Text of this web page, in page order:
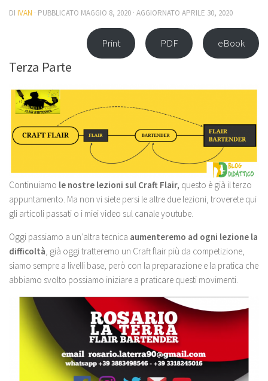
DI IVAN · PUBBLICATO MAGGIO 8, 2020 · AGGIORNATO APRILE 30, 2020
Print PDF eBook
Terza Parte
Continuiamo le nostre lezioni sul Craft Flair, questo è già il terzo
appuntamento. Ma non vi siete persi le altre due lezioni, troverete qui
gli articoli passati o i miei video sul canale youtube.
Oggi passiamo a un’altra tecnica aumenteremo ad ogni lezione la
difficoltà, già oggi tratteremo un Craft flair più da competizione,
siamo sempre a livelli base, però con la preparazione e la pratica che
abbiamo svolto possiamo iniziare a praticare questi movimenti.